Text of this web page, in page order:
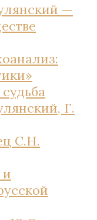
—
Г.
С.Н.
и